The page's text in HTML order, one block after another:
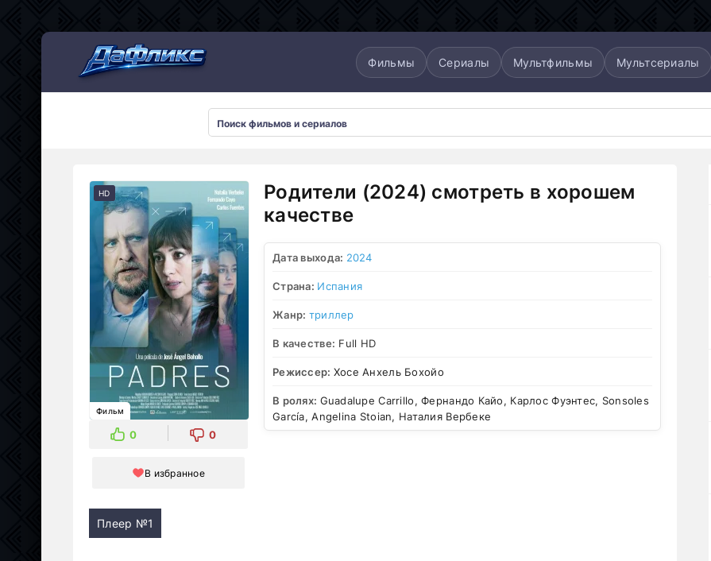
Фильмы Сериалы Мультфильмы Мультсериалы
HD
Фильм
0 0
В избранное
Родители (2024) смотреть в хорошем
качестве
Дата выхода: 2024
Страна: Испания
Жанр: триллер
В качестве: Full HD
Режиссер: Хосе Анхель Бохойо
В ролях: Guadalupe Carrillo, Фернандо Кайо, Карлос Фуэнтес, Sonsoles
García, Angelina Stoian, Наталия Вербеке
Плеер №1
Мультсериалы